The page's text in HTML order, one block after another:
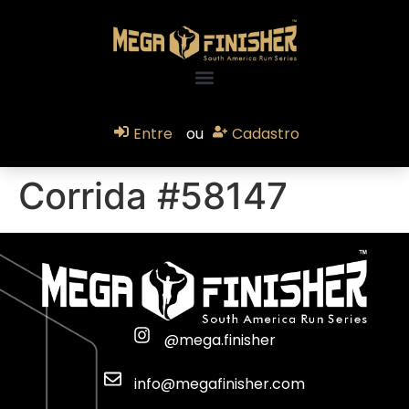
Entre ou Cadastro
Corrida #58147
@mega.finisher
info@megafinisher.com